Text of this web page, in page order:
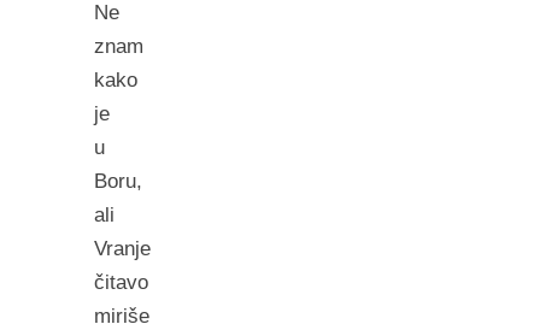
Ne
znam
kako
je
u
Boru,
ali
Vranje
čitavo
miriše